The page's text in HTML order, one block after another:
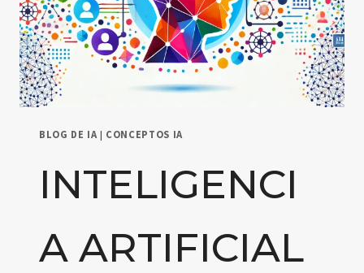
BLOG DE IA | CONCEPTOS IA
INTELIGENCI
A ARTIFICIAL